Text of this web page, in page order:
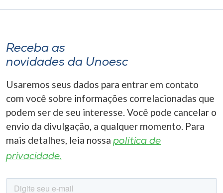
Receba as
novidades da Unoesc
Usaremos seus dados para entrar em contato
com você sobre informações correlacionadas que
podem ser de seu interesse. Você pode cancelar o
envio da divulgação, a qualquer momento. Para
mais detalhes, leia nossa política de
privacidade.